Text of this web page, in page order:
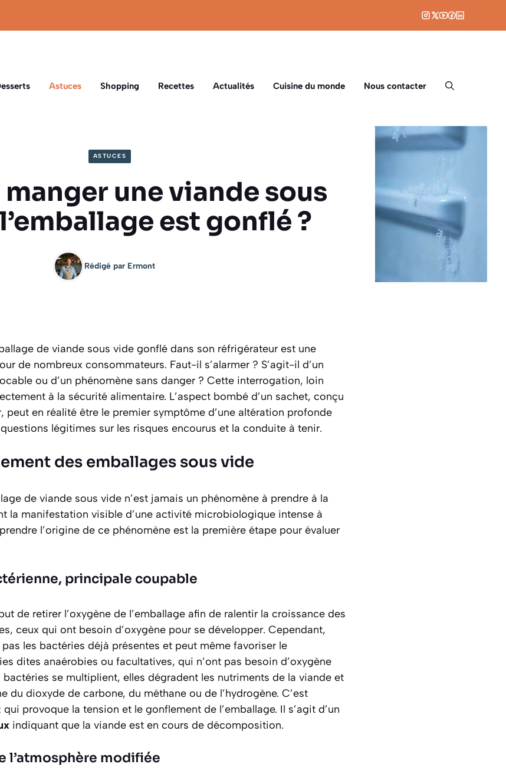
Astuces Shopping Recettes Actualités Cuisine du monde Nous contacter
ASTUCES
une viande sous
est gonflé ?
Rédigé par Ermont
de viande sous vide gonflé dans son réfrigérateur est une
de nombreux consommateurs. Faut-il s’alarmer ? S’agit-il d’un
ou d’un phénomène sans danger ? Cette interrogation, loin
à la sécurité alimentaire. L’aspect bombé d’un sachet, conçu
peut en réalité être le premier symptôme d’une altération profonde
légitimes sur les risques encourus et la conduite à tenir.
des emballages sous vide
de viande sous vide n’est jamais un phénomène à prendre à la
la manifestation visible d’une activité microbiologique intense à
l’origine de ce phénomène est la première étape pour évaluer
principale coupable
de retirer l’oxygène de l’emballage afin de ralentir la croissance des
ceux qui ont besoin d’oxygène pour se développer. Cependant,
les bactéries déjà présentes et peut même favoriser le
dites anaérobies ou facultatives, qui n’ont pas besoin d’oxygène
bactéries se multiplient, elles dégradent les nutriments de la viande et
du dioxyde de carbone, du méthane ou de l’hydrogène. C’est
provoque la tension et le gonflement de l’emballage. Il s’agit d’un
indiquant que la viande est en cours de décomposition.
l’atmosphère modifiée